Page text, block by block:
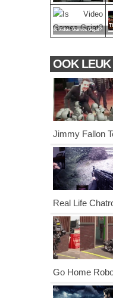
Is Video Games Gejat?
OOK LEUK
Jimmy Fallon
Real Life
Go Home